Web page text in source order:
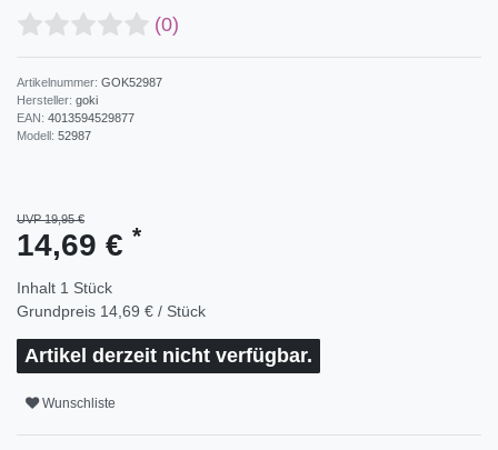
(0)
Artikelnummer: GOK52987
Hersteller: goki
EAN: 4013594529877
Modell: 52987
UVP 19,95 €
14,69 € *
Inhalt 1 Stück
Grundpreis 14,69 € / Stück
Artikel derzeit nicht verfügbar.
Wunschliste